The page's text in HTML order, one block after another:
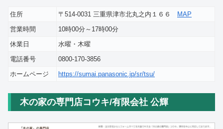
住所 〒514-0031 三重県津市北丸之内１６６
MAP
営業時間
10時00分～17時00分
休業日
水曜・木曜
電話番号
0800-170-3856
ホームページ
https://sumai.panasonic.jp/sr/tsu/
木の家の専門店コウキ/有限会社 公輝